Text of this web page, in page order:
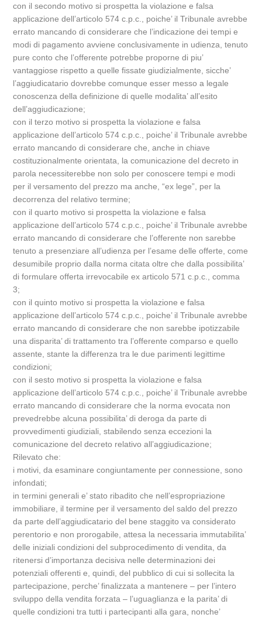
con il secondo motivo si prospetta la violazione e falsa
applicazione dell’articolo 574 c.p.c., poiche’ il Tribunale avrebbe
errato mancando di considerare che l’indicazione dei tempi e
modi di pagamento avviene conclusivamente in udienza, tenuto
pure conto che l’offerente potrebbe proporne di piu’
vantaggiose rispetto a quelle fissate giudizialmente, sicche’
l’aggiudicatario dovrebbe comunque esser messo a legale
conoscenza della definizione di quelle modalita’ all’esito
dell’aggiudicazione;
con il terzo motivo si prospetta la violazione e falsa
applicazione dell’articolo 574 c.p.c., poiche’ il Tribunale avrebbe
errato mancando di considerare che, anche in chiave
costituzionalmente orientata, la comunicazione del decreto in
parola necessiterebbe non solo per conoscere tempi e modi
per il versamento del prezzo ma anche, “ex lege”, per la
decorrenza del relativo termine;
con il quarto motivo si prospetta la violazione e falsa
applicazione dell’articolo 574 c.p.c., poiche’ il Tribunale avrebbe
errato mancando di considerare che l’offerente non sarebbe
tenuto a presenziare all’udienza per l’esame delle offerte, come
desumibile proprio dalla norma citata oltre che dalla possibilita’
di formulare offerta irrevocabile ex articolo 571 c.p.c., comma
3;
con il quinto motivo si prospetta la violazione e falsa
applicazione dell’articolo 574 c.p.c., poiche’ il Tribunale avrebbe
errato mancando di considerare che non sarebbe ipotizzabile
una disparita’ di trattamento tra l’offerente comparso e quello
assente, stante la differenza tra le due parimenti legittime
condizioni;
con il sesto motivo si prospetta la violazione e falsa
applicazione dell’articolo 574 c.p.c., poiche’ il Tribunale avrebbe
errato mancando di considerare che la norma evocata non
prevedrebbe alcuna possibilita’ di deroga da parte di
provvedimenti giudiziali, stabilendo senza eccezioni la
comunicazione del decreto relativo all’aggiudicazione;
Rilevato che:
i motivi, da esaminare congiuntamente per connessione, sono
infondati;
in termini generali e’ stato ribadito che nell’espropriazione
immobiliare, il termine per il versamento del saldo del prezzo
da parte dell’aggiudicatario del bene staggito va considerato
perentorio e non prorogabile, attesa la necessaria immutabilita’
delle iniziali condizioni del subprocedimento di vendita, da
ritenersi d’importanza decisiva nelle determinazioni dei
potenziali offerenti e, quindi, del pubblico di cui si sollecita la
partecipazione, perche’ finalizzata a mantenere – per l’intero
sviluppo della vendita forzata – l’uguaglianza e la parita’ di
quelle condizioni tra tutti i partecipanti alla gara, nonche’